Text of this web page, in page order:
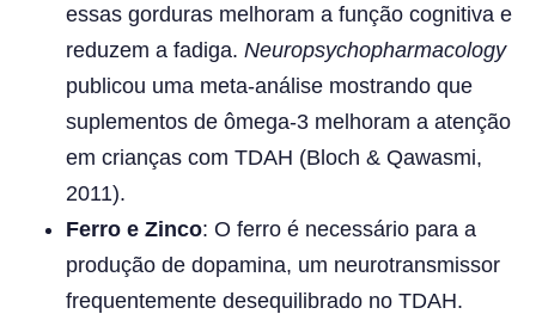
essas gorduras melhoram a função cognitiva e
reduzem a fadiga. Neuropsychopharmacology
publicou uma meta-análise mostrando que
suplementos de ômega-3 melhoram a atenção
em crianças com TDAH (Bloch & Qawasmi,
2011).
Ferro e Zinco: O ferro é necessário para a
produção de dopamina, um neurotransmissor
frequentemente desequilibrado no TDAH.